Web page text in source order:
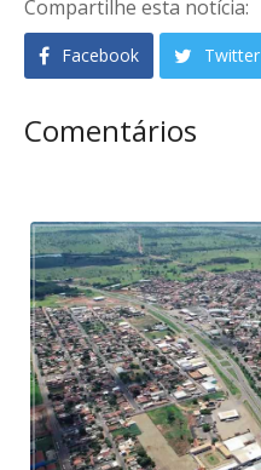
Compartilhe esta notícia:
Facebook Twitter
Comentários